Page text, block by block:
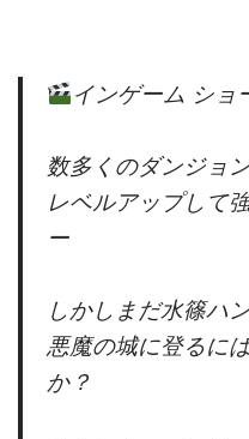
インゲーム ショ
数多くのダンジョ
レベルアップして
ー
しかしまだ水篠ハ
悪魔の城に登るに
か？